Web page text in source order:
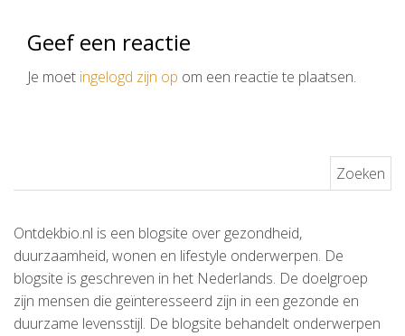
Geef een reactie
Je moet ingelogd zijn op om een reactie te plaatsen.
Ontdekbio.nl is een blogsite over gezondheid,
duurzaamheid, wonen en lifestyle onderwerpen. De
blogsite is geschreven in het Nederlands. De doelgroep
zijn mensen die geïnteresseerd zijn in een gezonde en
duurzame levensstijl. De blogsite behandelt onderwerpen